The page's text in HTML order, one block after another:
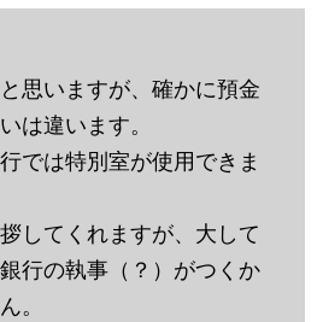
思いますが、確かに預金
は違います。
では特別室が使用できま
してくれますが、大して
行の執事（？）がつくか
。